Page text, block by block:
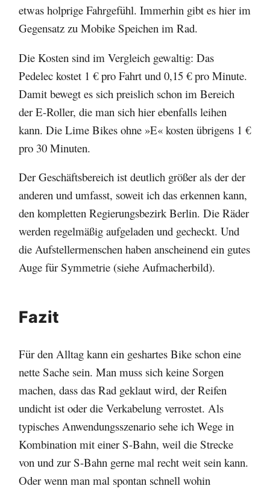
etwas holprige Fahrgefühl. Immerhin gibt es hier im
Gegensatz zu Mobike Speichen im Rad.
Die Kosten sind im Vergleich gewaltig: Das
Pedelec kostet 1 € pro Fahrt und 0,15 € pro Minute.
Damit bewegt es sich preislich schon im Bereich
der E-Roller, die man sich hier ebenfalls leihen
kann. Die Lime Bikes ohne »E« kosten übrigens 1 €
pro 30 Minuten.
Der Geschäftsbereich ist deutlich größer als der der
anderen und umfasst, soweit ich das erkennen kann,
den kompletten Regierungsbezirk Berlin. Die Räder
werden regelmäßig aufgeladen und gecheckt. Und
die Aufstellermenschen haben anscheinend ein gutes
Auge für Symmetrie (siehe Aufmacherbild).
Fazit
Für den Alltag kann ein geshartes Bike schon eine
nette Sache sein. Man muss sich keine Sorgen
machen, dass das Rad geklaut wird, der Reifen
undicht ist oder die Verkabelung verrostet. Als
typisches Anwendungsszenario sehe ich Wege in
Kombination mit einer S-Bahn, weil die Strecke
von und zur S-Bahn gerne mal recht weit sein kann.
Oder wenn man mal spontan schnell wohin